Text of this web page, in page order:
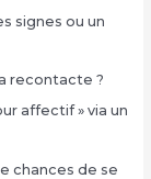
signes ou un
recontacte ?
affectif » via un
chances de se